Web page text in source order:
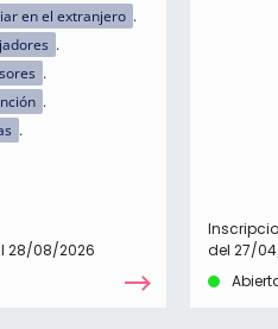
en el extranjero
28/08/2026
del 27/